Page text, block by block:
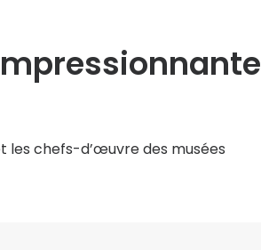
les chefs-d’œuvre des musées